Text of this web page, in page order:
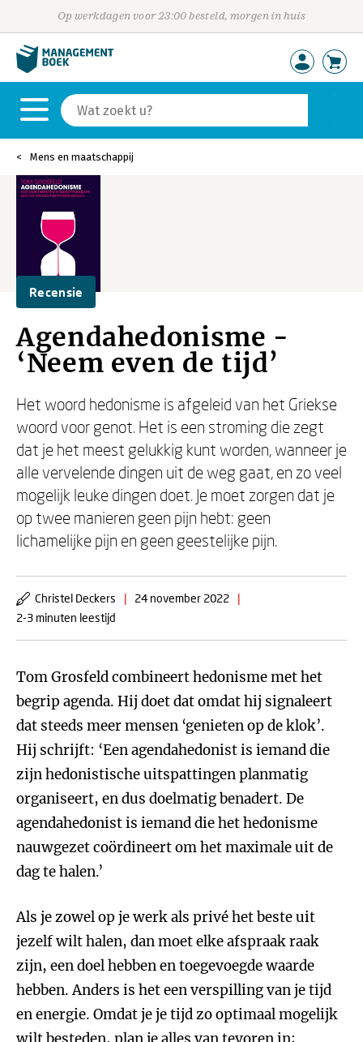
Op werkdagen voor 23:00 besteld, morgen in huis
Mens en maatschappij
Recensie
Agendahedonisme -
‘Neem even de tijd’
Het woord hedonisme is afgeleid van het Griekse
woord voor genot. Het is een stroming die zegt
dat je het meest gelukkig kunt worden, wanneer je
alle vervelende dingen uit de weg gaat, en zo veel
mogelijk leuke dingen doet. Je moet zorgen dat je
op twee manieren geen pijn hebt: geen
lichamelijke pijn en geen geestelijke pijn.
Christel Deckers | 24 november 2022
|
2-3 minuten leestijd
Tom Grosfeld combineert hedonisme met het
begrip agenda. Hij doet dat omdat hij signaleert
dat steeds meer mensen ‘genieten op de klok’.
Hij schrijft: ‘Een agendahedonist is iemand die
zijn hedonistische uitspattingen planmatig
organiseert, en dus doelmatig benadert. De
agendahedonist is iemand die het hedonisme
nauwgezet coördineert om het maximale uit de
dag te halen.’
Als je zowel op je werk als privé het beste uit
jezelf wilt halen, dan moet elke afspraak raak
zijn, een doel hebben en toegevoegde waarde
hebben. Anders is het een verspilling van je tijd
en energie. Omdat je je tijd zo optimaal mogelijk